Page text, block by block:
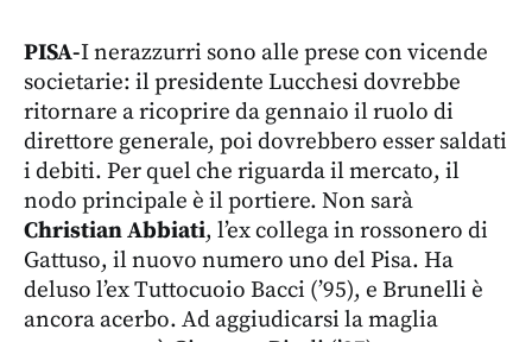
PISA-I nerazzurri sono alle prese con vicende
societarie: il presidente Lucchesi dovrebbe
ritornare a ricoprire da gennaio il ruolo di
direttore generale, poi dovrebbero esser saldati
i debiti. Per quel che riguarda il mercato, il
nodo principale è il portiere. Non sarà
Christian Abbiati, l’ex collega in rossonero di
Gattuso, il nuovo numero uno del Pisa. Ha
deluso l’ex Tuttocuoio Bacci (’95), e Brunelli è
ancora acerbo. Ad aggiudicarsi la maglia